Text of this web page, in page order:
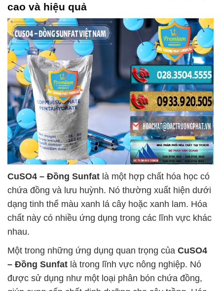
cao và hiệu quả
CuSO4 – Đồng Sunfat là một hợp chất hóa học có
chứa đồng và lưu huỳnh. Nó thường xuất hiện dưới
dạng tinh thể màu xanh lá cây hoặc xanh lam. Hóa
chất này có nhiều ứng dụng trong các lĩnh vực khác
nhau.
Một trong những ứng dụng quan trọng của CuSO4
– Đồng Sunfat là trong lĩnh vực nông nghiệp. Nó
được sử dụng như một loại phân bón chứa đồng,